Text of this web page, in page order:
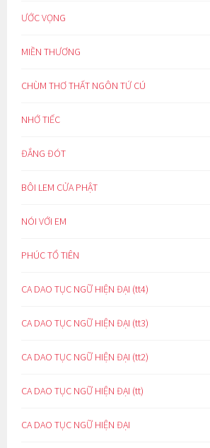
ƯỚC VỌNG
MIỀN THƯƠNG
CHÙM THƠ THẤT NGÔN TỨ CÚ
NHỚ TIẾC
ĐẮNG ĐÓT
BÔI LEM CỬA PHẬT
NÓI VỚI EM
PHÚC TỔ TIÊN
CA DAO TỤC NGỮ HIỆN ĐẠI (tt4)
CA DAO TỤC NGỮ HIỆN ĐẠI (tt3)
CA DAO TỤC NGỮ HIỆN ĐẠI (tt2)
CA DAO TỤC NGỮ HIỆN ĐẠI (tt)
CA DAO TỤC NGỮ HIỆN ĐẠI